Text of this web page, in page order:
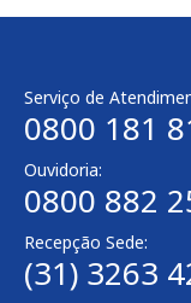
Serviço de
0800 181
Ouvidoria:
0800 882
Recepção Sede:
(31) 3263